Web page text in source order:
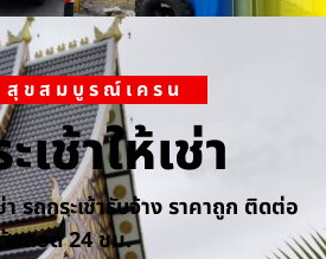
ขสมบูรณ์เครน
เช้าให้เช่า
า รถกระเช้ารับจ้าง ราคาถูก ติดต่อ
ตลอด 24 ชม.